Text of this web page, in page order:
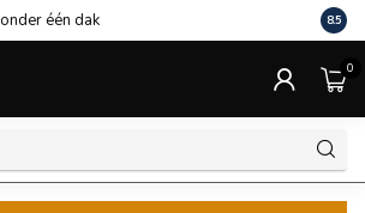
onder één dak 8.5
0